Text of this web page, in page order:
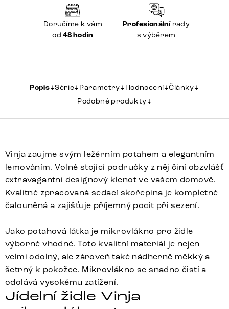
Doručíme k vám
od48 hodin
Profesionálnírady
s výběrem
Popis Série Parametry Hodnocení Články
Podobné produkty
Vinja zaujme svým ležérním potahem a elegantním
lemováním. Volně stojící područky z něj činí obzvlášť
extravagantní designový klenot ve vašem domově.
Kvalitně zpracovaná sedací skořepina je kompletně
čalouněná a zajišťuje příjemný pocit při sezení.
Jako potahová látka je mikrovlákno pro židle
výborně vhodné. Toto kvalitní materiál je nejen
velmi odolný, ale zároveň také nádherně měkký a
šetrný k pokožce. Mikrovlákno se snadno čistí a
odolává vysokému zatížení.
Jídelní židle Vinja